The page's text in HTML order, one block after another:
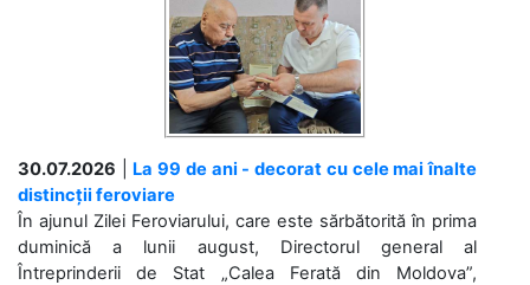
30.07.2026
La 99 de ani - decorat cu cele mai înalte
distincții feroviare
În ajunul Zilei Feroviarului, care este sărbătorită în prima
duminică a lunii august, Directorul general al
Întreprinderii de Stat „Calea Ferată din Moldova”,